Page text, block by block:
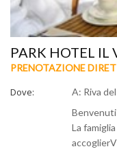
PARK HOTEL IL
PRENOTAZIONE
Dove:
A: Riva
Benvenuti
La